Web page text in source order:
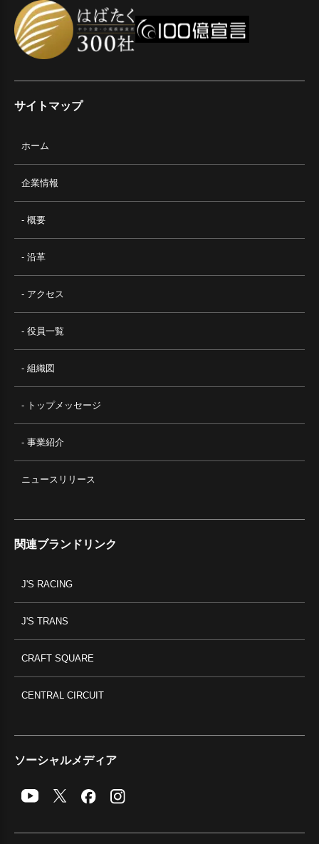
サイトマップ
ホーム
企業情報
- 概要
- 沿革
- アクセス
- 役員一覧
- 組織図
- トップメッセージ
- 事業紹介
ニュースリリース
関連ブランドリンク
J'S RACING
J'S TRANS
CRAFT SQUARE
CENTRAL CIRCUIT
ソーシャルメディア